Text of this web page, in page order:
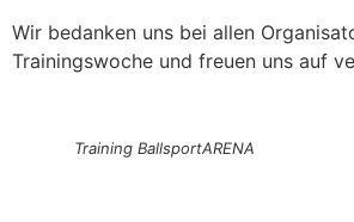
Wir bedanken uns bei allen
Trainingswoche und freuen uns auf
Training BallsportARENA